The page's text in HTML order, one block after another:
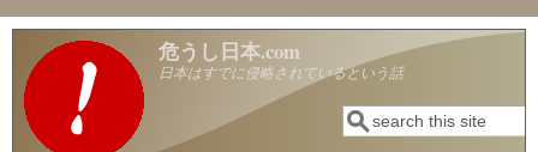
メインコンテンツに移動
危うし日本.com
日本はすでに侵略されているという話
検索フォーム
検索